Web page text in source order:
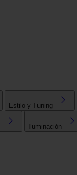
Estilo y Tuning
Iluminación